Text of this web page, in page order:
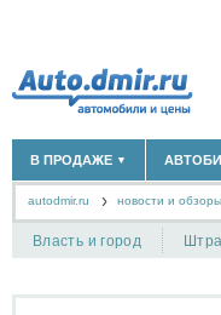
В ПРОДАЖЕ ▼
НОВЫЕ АВТОМОБИЛИ
АВТОМОБИЛИ С ПРОБЕГОМ
ТАКСИ
autodmir.ru новости и обзоры
Власть и город